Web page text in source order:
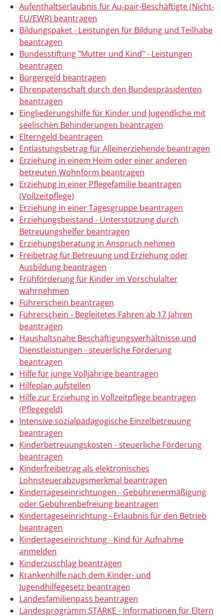
Aufenthaltserlaubnis für Au-pair-Beschäftigte (Nicht-
EU/EWR) beantragen
Bildungspaket - Leistungen für Bildung und Teilhabe
beantragen
Bundesstiftung "Mutter und Kind" - Leistungen
beantragen
Bürgergeld beantragen
Ehrenpatenschaft durch den Bundespräsidenten
beantragen
Eingliederungshilfe für Kinder und Jugendliche mit
seelischen Behinderungen beantragen
Elterngeld beantragen
Entlastungsbetrag für Alleinerziehende beantragen
Erziehung in einem Heim oder einer anderen
betreuten Wohnform beantragen
Erziehung in einer Pflegefamilie beantragen
(Vollzeitpflege)
Erziehung in einer Tagesgruppe beantragen
Erziehungsbeistand - Unterstützung durch
Betreuungshelfer beantragen
Erziehungsberatung in Anspruch nehmen
Freibetrag für Betreuung und Erziehung oder
Ausbildung beantragen
Frühförderung für Kinder im Vorschulalter
wahrnehmen
Führerschein beantragen
Führerschein - Begleitetes Fahren ab 17 Jahren
beantragen
Haushaltsnahe Beschäftigungsverhältnisse und
Dienstleistungen - steuerliche Förderung
beantragen
Hilfe für junge Volljährige beantragen
Hilfeplan aufstellen
Hilfe zur Erziehung in Vollzeitpflege beantragen
(Pflegegeld)
Intensive sozialpädagogische Einzelbetreuung
beantragen
Kinderbetreuungskosten - steuerliche Förderung
beantragen
Kinderfreibetrag als elektronisches
Lohnsteuerabzugsmerkmal beantragen
Kindertageseinrichtungen - Gebührenermäßigung
oder Gebührenbefreiung beantragen
Kindertageseinrichtung - Erlaubnis für den Betrieb
beantragen
Kindertageseinrichtung - Kind für Aufnahme
anmelden
Kinderzuschlag beantragen
Krankenhilfe nach dem Kinder- und
Jugendhilfegesetz beantragen
Landesfamilienpass beantragen
Landesprogramm STÄRKE - Informationen für Eltern